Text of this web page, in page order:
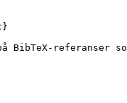
}
på BibTeX-